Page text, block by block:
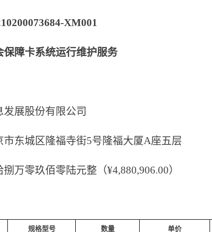
XM001
障卡系统运行维护服务
展股份有限公司
市东城区隆福寺街5号隆福大厦A座五层
万零玖佰零陆元整（¥4,880,906.00）
规格型号 数量 单价